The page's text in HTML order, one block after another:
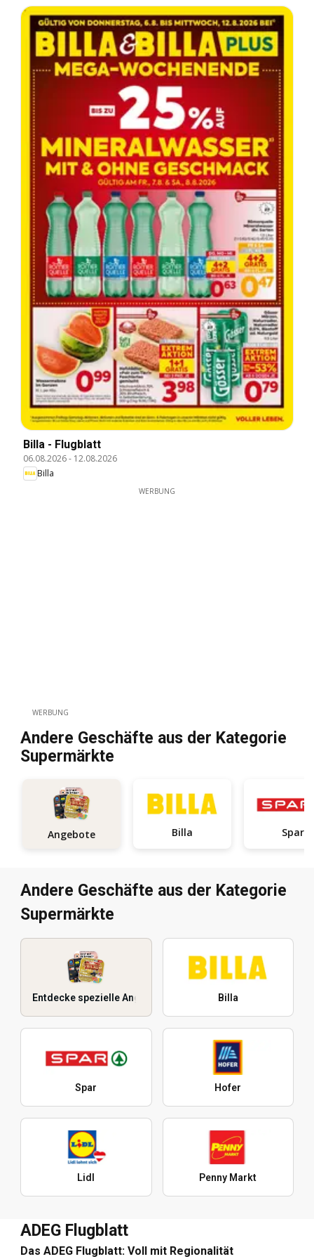
Billa - Flugblatt
06.08.2026- 12.08.2026
Billa
WERBUNG
WERBUNG
Andere Geschäfte aus der Kategorie
Supermärkte
Angebote Billa Spar
Andere Geschäfte aus der Kategorie
Supermärkte
Entdecke spezielle Angebote Billa
Spar Hofer
Lidl Penny Markt
ADEG Flugblatt
Das ADEG Flugblatt: Voll mit Regionalität